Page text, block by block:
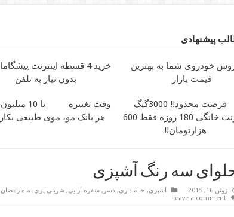
پیشنهادی
خودروی شما به بهترین
قیمت بازار
خرید 4 قسطه اینترنت پیشگامان
بدون نیاز به تلفن
فرصت محدود!! 3000گیگ
اینترنت خانگی 180 روزه فقط 600
هزارتومان!!
وقت تغییره
با 10
هر بانک مو، موی طبیعی بکار
سه رنگ آشپزی
ژوئن 16, 2015 آشپزی, خانه داری, دسر ,سفره آرایی,شرینی پزی, ماه رمضان
Leave a comment